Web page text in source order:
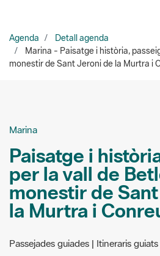
per la vall de
monestir de
la Murtra i
Passejades guiades | Itineraris guiats
07/03/2021